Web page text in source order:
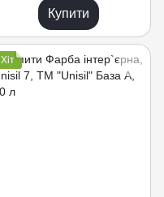
Купити
Хіт